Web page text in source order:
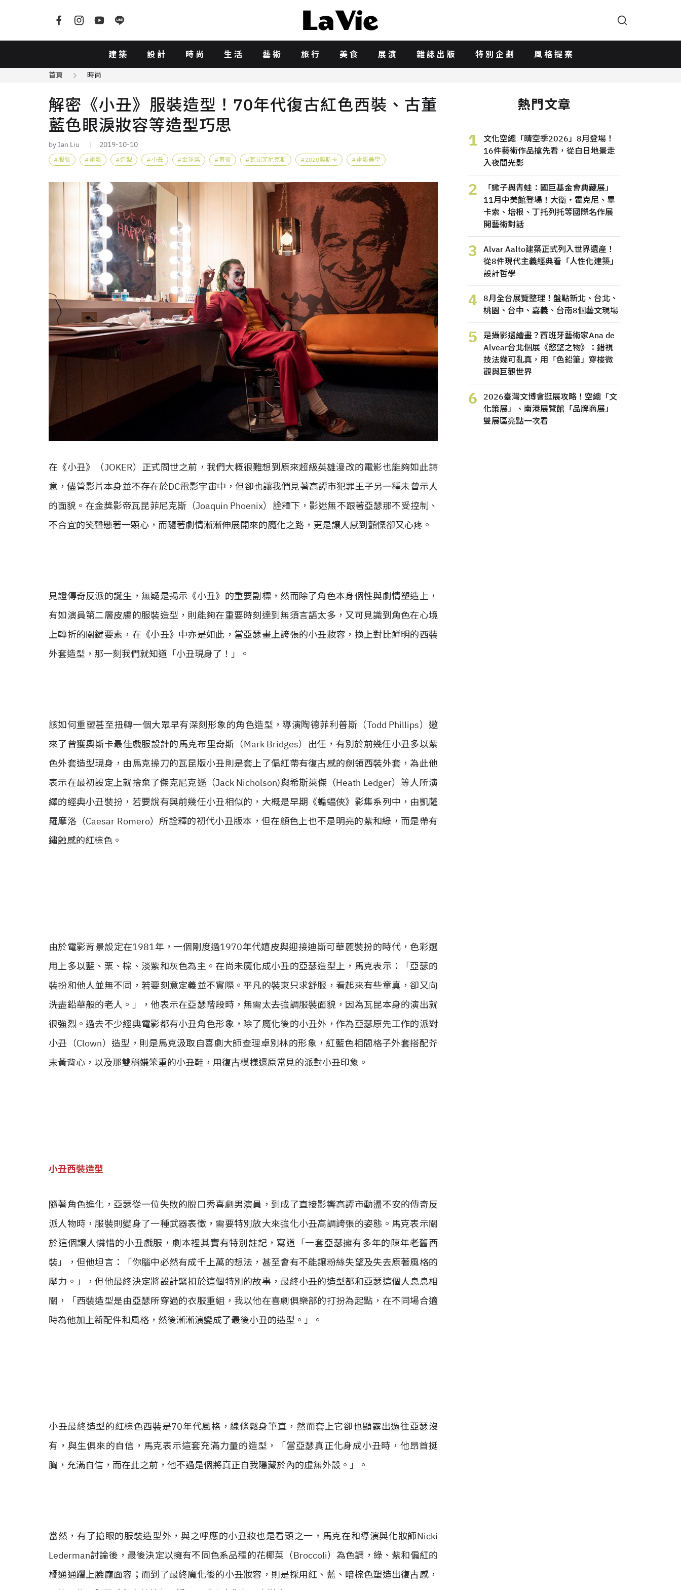
建築 設計 時尚 生活 藝術 旅行 美食 展演 雜誌出版 特別企劃 風格提案
首頁 時尚
解密《小丑》服裝造型！70年代復古紅色西裝、古董
藍色眼淚妝容等造型巧思
by Ian Liu 2019-10-10
服裝 電影 造型 小丑 金球獎 幕後 瓦昆菲尼克斯 2020奧斯卡 電影美學
在《小丑》（JOKER）正式問世之前，我們大概很難想到原來超級英雄漫改的電影也能夠如此詩
意，儘管影片本身並不存在於DC電影宇宙中，但卻也讓我們見著高譚市犯罪王子另一種未曾示人
的面貌。在金獎影帝瓦昆菲尼克斯（Joaquin Phoenix）詮釋下，影迷無不跟著亞瑟那不受控制、
不合宜的笑聲懸著一顆心，而隨著劇情漸漸伸展開來的魔化之路，更是讓人感到顫慄卻又心疼。
見證傳奇反派的誕生，無疑是揭示《小丑》的重要副標，然而除了角色本身個性與劇情塑造上，
有如演員第二層皮膚的服裝造型，則能夠在重要時刻達到無須言語太多，又可見識到角色在心境
上轉折的關鍵要素，在《小丑》中亦是如此，當亞瑟畫上誇張的小丑妝容，換上對比鮮明的西裝
外套造型，那一刻我們就知道「小丑現身了！」。
該如何重塑甚至扭轉一個大眾早有深刻形象的角色造型，導演陶德菲利普斯（Todd Phillips）邀
來了曾獲奧斯卡最佳戲服設計的馬克布里奇斯（Mark Bridges）出任，有別於前幾任小丑多以紫
色外套造型現身，由馬克操刀的瓦昆版小丑則是套上了偏紅帶有復古感的劍領西裝外套，為此他
表示在最初設定上就捨棄了傑克尼克遜（Jack Nicholson)與希斯萊傑（Heath Ledger）等人所演
繹的經典小丑裝扮，若要說有與前幾任小丑相似的，大概是早期《蝙蝠俠》影集系列中，由凱薩
羅摩洛（Caesar Romero）所詮釋的初代小丑版本，但在顏色上也不是明亮的紫和綠，而是帶有
鏽蝕感的紅棕色。
由於電影背景設定在1981年，一個剛度過1970年代嬉皮與迎接迪斯可華麗裝扮的時代，色彩選
用上多以藍、栗、棕、淡紫和灰色為主。在尚未魔化成小丑的亞瑟造型上，馬克表示：「亞瑟的
裝扮和他人並無不同，若要刻意定義並不實際。平凡的裝束只求舒服，看起來有些童真，卻又向
洗盡鉛華般的老人。」，他表示在亞瑟階段時，無需太去強調服裝面貌，因為瓦昆本身的演出就
很強烈。過去不少經典電影都有小丑角色形象，除了魔化後的小丑外，作為亞瑟原先工作的派對
小丑（Clown）造型，則是馬克汲取自喜劇大師查理卓別林的形象，紅藍色相間格子外套搭配芥
末黃背心，以及那雙稍嫌笨重的小丑鞋，用復古模樣還原常見的派對小丑印象。
小丑西裝造型
隨著角色進化，亞瑟從一位失敗的脫口秀喜劇男演員，到成了直接影響高譚市動盪不安的傳奇反
派人物時，服裝則變身了一種武器表徵，需要特別放大來強化小丑高調誇張的姿態。馬克表示關
於這個讓人憐惜的小丑戲服，劇本裡其實有特別註記，寫道「一套亞瑟擁有多年的陳年老舊西
裝」，但他坦言：「你腦中必然有成千上萬的想法，甚至會有不能讓粉絲失望及失去原著風格的
壓力。」，但他最終決定將設計緊扣於這個特別的故事，最終小丑的造型都和亞瑟這個人息息相
關，「西裝造型是由亞瑟所穿過的衣服重組，我以他在喜劇俱樂部的打扮為起點，在不同場合適
時為他加上新配件和風格，然後漸漸演變成了最後小丑的造型。」。
小丑最終造型的紅棕色西裝是70年代風格，線條鬆身筆直，然而套上它卻也顯露出過往亞瑟沒
有，與生俱來的自信，馬克表示這套充滿力量的造型，「當亞瑟真正化身成小丑時，他昂首挺
胸，充滿自信，而在此之前，他不過是個將真正自我隱藏於內的虛無外殼。」。
當然，有了搶眼的服裝造型外，與之呼應的小丑妝也是看頭之一，馬克在和導演與化妝師Nicki
Lederman討論後，最後決定以擁有不同色系品種的花椰菜（Broccoli）為色調，綠、紫和偏紅的
橘通通躍上臉龐面容；而到了最終魔化後的小丑妝容，則是採用紅、藍、暗棕色塑造出復古感，
熱門文章
1
文化空總「晴空季2026」8月登場！
16件藝術作品搶先看，從白日地景走
入夜間光影
2
「蠍子與青蛙：國巨基金會典藏展」
11月中美館登場！大衛・霍克尼、畢
卡索、培根、丁托列托等國際名作展
開藝術對話
3
Alvar Aalto建築正式列入世界遺產！
從8件現代主義經典看「人性化建築」
設計哲學
4
8月全台展覽整理！盤點新北、台北、
桃園、台中、嘉義、台南8個藝文現場
5
是攝影還繪畫？西班牙藝術家Ana de
Alvear台北個展《慾望之物》：錯視
技法幾可亂真，用「色鉛筆」穿梭微
觀與巨觀世界
6
2026臺灣文博會逛展攻略！空總「文
化策展」、南港展覽館「品牌商展」
雙展區亮點一次看